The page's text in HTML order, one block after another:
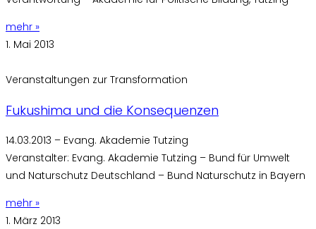
mehr »
1. Mai 2013
Veranstaltungen zur Transformation
Fukushima und die Konsequenzen
14.03.2013 – Evang. Akademie Tutzing
Veranstalter: Evang. Akademie Tutzing – Bund für Umwelt
und Naturschutz Deutschland – Bund Naturschutz in Bayern
mehr »
1. März 2013